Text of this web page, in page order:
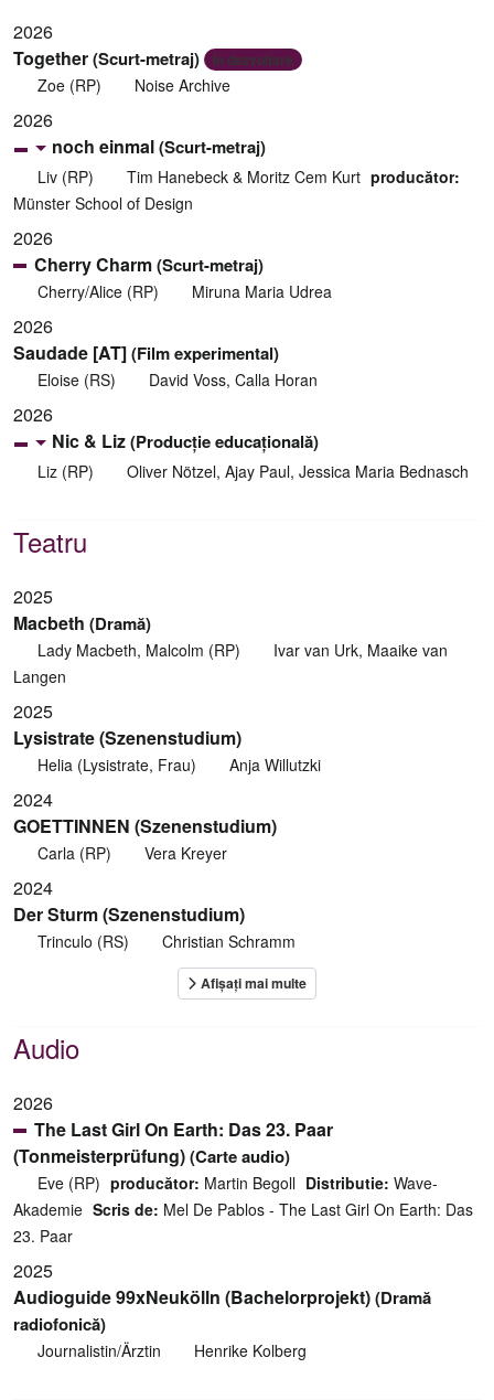
2026
Together(Scurt-metraj) În dezvoltare
Zoe (RP) Noise Archive
2026
noch einmal(Scurt-metraj)
Liv (RP) Tim Hanebeck & Moritz Cem Kurt producător:
Münster School of Design
2026
Cherry Charm(Scurt-metraj)
Cherry/Alice (RP) Miruna Maria Udrea
2026
Saudade [AT](Film experimental)
Eloise (RS) David Voss, Calla Horan
2026
Nic & Liz(Producție educațională)
Liz (RP) Oliver Nötzel, Ajay Paul, Jessica Maria Bednasch
Teatru
2025
Macbeth (Dramă)
Lady Macbeth, Malcolm (RP)
Ivar van Urk, Maaike van
Langen
2025
Lysistrate (Szenenstudium)
Helia (Lysistrate, Frau) Anja Willutzki
2024
GOETTINNEN (Szenenstudium)
Carla (RP) Vera Kreyer
2024
Der Sturm (Szenenstudium)
Trinculo (RS) Christian Schramm
Audio
2026
The Last Girl On Earth: Das 23. Paar
(Tonmeisterprüfung)(Carte audio)
Eve (RP) producător: Martin Begoll Distributie: Wave-
Akademie Scris de: Mel De Pablos - The Last Girl On Earth: Das
23. Paar
2025
Audioguide 99xNeukölln (Bachelorprojekt)(Dramă
radiofonică)
Journalistin/Ärztin Henrike Kolberg